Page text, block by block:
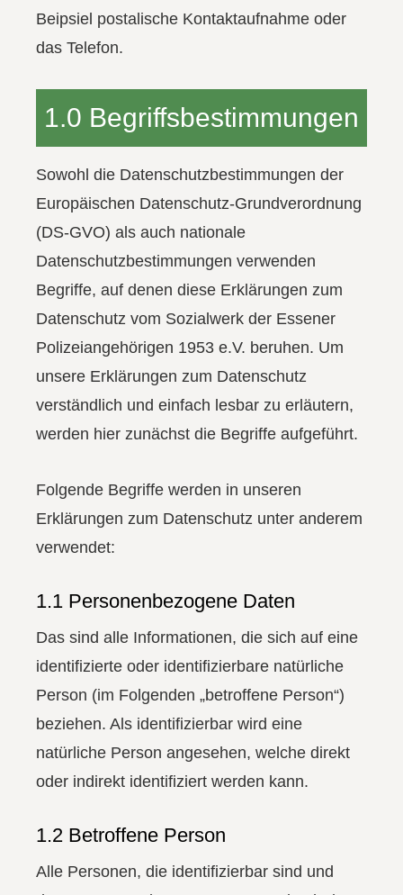
Beipsiel postalische Kontaktaufnahme oder
das Telefon.
1.0 Begriffsbestimmungen
Sowohl die Datenschutzbestimmungen der
Europäischen Datenschutz-Grundverordnung
(DS-GVO) als auch nationale
Datenschutzbestimmungen verwenden
Begriffe, auf denen diese Erklärungen zum
Datenschutz vom Sozialwerk der Essener
Polizeiangehörigen 1953 e.V. beruhen. Um
unsere Erklärungen zum Datenschutz
verständlich und einfach lesbar zu erläutern,
werden hier zunächst die Begriffe aufgeführt.
Folgende Begriffe werden in unseren
Erklärungen zum Datenschutz unter anderem
verwendet:
1.1 Personenbezogene Daten
Das sind alle Informationen, die sich auf eine
identifizierte oder identifizierbare natürliche
Person (im Folgenden „betroffene Person“)
beziehen. Als identifizierbar wird eine
natürliche Person angesehen, welche direkt
oder indirekt identifiziert werden kann.
1.2 Betroffene Person
Alle Personen, die identifizierbar sind und